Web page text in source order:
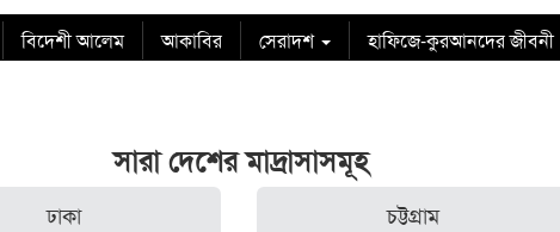
বিদেশী আলেম আকাবির সেরাদশ হাফিজে-কুরআনদের জীবনী
সারা দেশের মাদ্রাসাসমূহ
ঢাকা চট্টগ্রাম